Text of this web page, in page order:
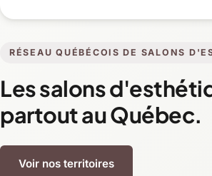
RÉSEAU QUÉBÉCOIS DE SALONS
Les salons
partout au Québec.
Voir nos territoires